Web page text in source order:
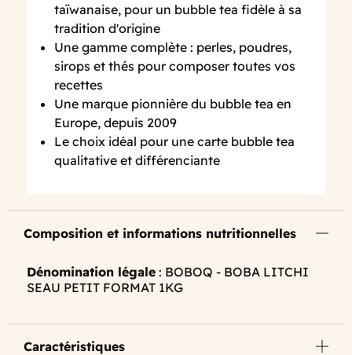
taïwanaise, pour un bubble tea fidèle à sa
tradition d'origine
Une gamme complète : perles, poudres,
sirops et thés pour composer toutes vos
recettes
Une marque pionnière du bubble tea en
Europe, depuis 2009
Le choix idéal pour une carte bubble tea
qualitative et différenciante
Composition et informations nutritionnelles
Dénomination légale : BOBOQ - BOBA LITCHI
SEAU PETIT FORMAT 1KG
Caractéristiques